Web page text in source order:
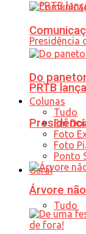
PRTB
Geral
Tudo
Do
Colunas
Tudo
Em
Foto
Foto
Ponto
Árvore